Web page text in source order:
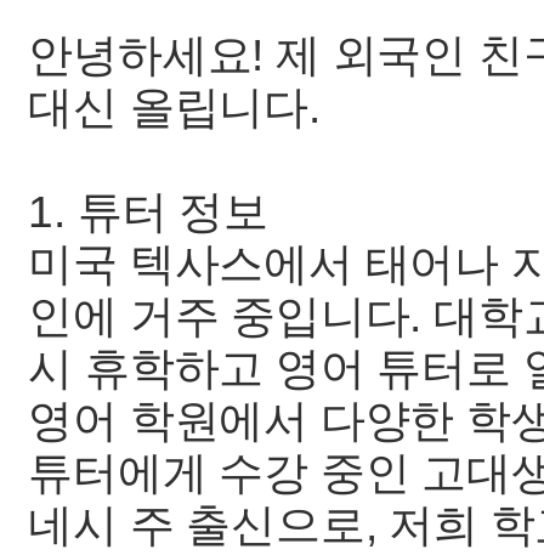
안녕하세요! 제 외국인
대신 올립니다.
1. 튜터 정보
미국 텍사스에서 태어나
인에 거주 중입니다. 대
시 휴학하고 영어 튜터로
영어 학원에서 다양한 학
튜터에게 수강 중인 고대
네시 주 출신으로, 저희